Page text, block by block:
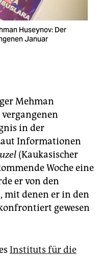
Huseynov: Der
Januar
Mehman
in der
Informationen
(Kaukasischer
Woche eine
er von den
mit denen er in den
gewesen
Instituts für die